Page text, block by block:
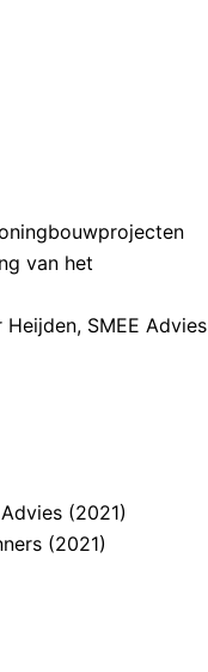
van het
SMEE Advies
(2021)
(2021)